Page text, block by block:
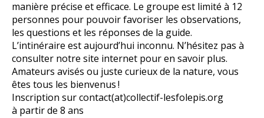
manière précise et efficace. Le groupe est limité à 12
personnes pour pouvoir favoriser les observations,
les questions et les réponses de la guide.
L’intinéraire est aujourd’hui inconnu. N’hésitez pas à
consulter notre site internet pour en savoir plus.
Amateurs avisés ou juste curieux de la nature, vous
êtes tous les bienvenus !
Inscription sur contact(at)collectif-lesfolepis.org
à partir de 8 ans